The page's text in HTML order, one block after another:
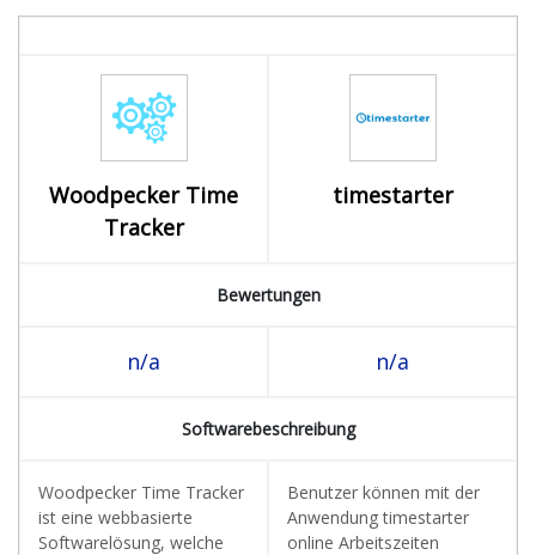
Woodpecker Time
Tracker
timestarter
Bewertungen
n/a n/a
Softwarebeschreibung
Woodpecker Time Tracker
ist eine webbasierte
Softwarelösung, welche
Benutzer können mit der
Anwendung timestarter
online Arbeitszeiten